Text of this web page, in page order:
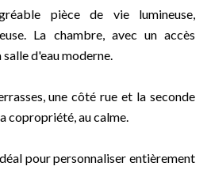
pièce de vie lumineuse,
La chambre, avec un accès
d'eau moderne.
une côté rue et la seconde
copropriété, au calme.
pour personnaliser entièrement